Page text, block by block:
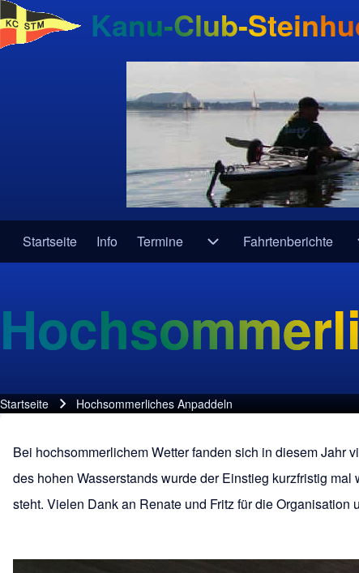
Kanu-Club-
Navigation
Startseite Info Termine Fahrtenberichte
Startseite Hochsommerliches Anpaddeln
Bei hochsommerlichem Wetter fanden sich in diesem Jahr
des hohen Wasserstands wurde der Einstieg kurzfristig
steht. Vielen Dank an Renate und Fritz für die Organisation